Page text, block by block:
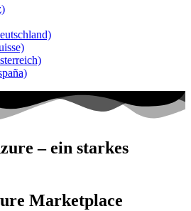
– ein starkes
Marketplace